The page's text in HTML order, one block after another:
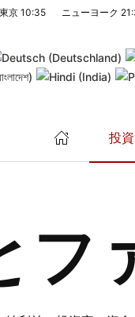
東京 10:35 ニューヨーク
投資
フ